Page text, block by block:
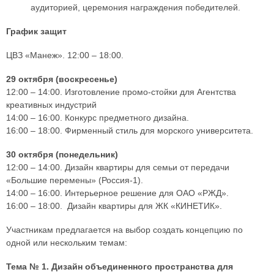
аудиторией, церемония награждения победителей.
График защит
ЦВЗ «Манеж». 12:00 – 18:00.
29 октября (воскресенье)
12:00 – 14:00. Изготовление промо-стойки для Агентства
креативных индустрий
14:00 – 16:00. Конкурс предметного дизайна.
16:00 – 18:00. Фирменный стиль для морского университета.
30 октября (понедельник)
12:00 – 14:00. Дизайн квартиры для семьи от передачи
«Большие перемены» (Россия-1).
14:00 – 16:00. Интерьерное решение для ОАО «РЖД».
16:00 – 18:00. Дизайн квартиры для ЖК «КИНЕТИК».
Участникам предлагается на выбор создать концепцию по
одной или нескольким темам:
Тема № 1. Дизайн объединенного пространства для